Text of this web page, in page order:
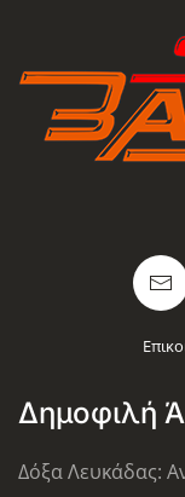
Δημοφιλή
Δόξα Λευκάδας: